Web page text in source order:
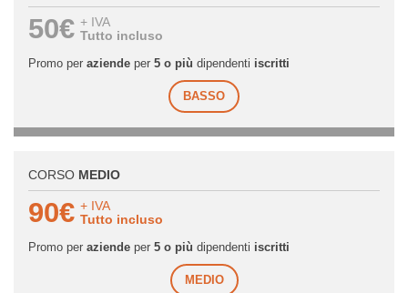
50€ + IVA
Tutto incluso
Promo per aziendeper 5 o più dipendenti iscritti
BASSO
CORSO MEDIO
90€ + IVA
Tutto incluso
Promo per aziendeper 5 o più dipendenti iscritti
MEDIO